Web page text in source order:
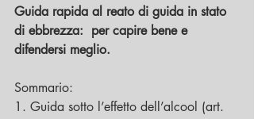
Guida rapida al reato di guida in stato
di ebbrezza:  per capire bene e
difendersi meglio.
Sommario:
1. Guida sotto l’effetto dell’alcool (art.